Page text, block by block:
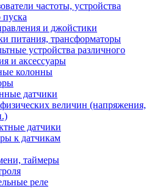
частоты, устройства
пуска
и джойстики
питания, трансформаторы
устройства различного
и аксессуары
колонны
датчики
величин (напряжения,
датчики
к датчикам
таймеры
реле